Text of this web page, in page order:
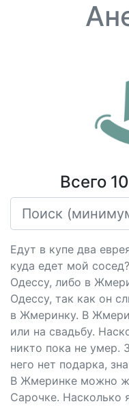
Всего
Едут в купе два
куда едет мой
Одессу, либо в
Одессу, так как он
в Жмеринку. В
или на свадьбу.
никто пока не умер.
него нет подарка,
В Жмеринке можно
Сарочке. Насколько